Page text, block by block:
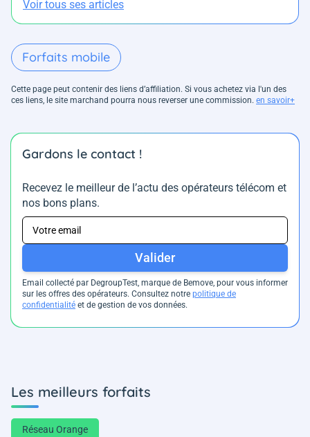
Voir tous ses articles
Forfaits mobile
Cette page peut contenir des liens d’affiliation. Si vous achetez via l'un des
ces liens, le site marchand pourra nous reverser une commission. en savoir+
Gardons le contact !
Recevez le meilleur de l’actu des opérateurs télécom et
nos bons plans.
Valider
Email collecté par DegroupTest, marque de Bemove, pour vous informer
sur les offres des opérateurs. Consultez notre politique de
confidentialité et de gestion de vos données.
Les meilleurs forfaits
Réseau Orange